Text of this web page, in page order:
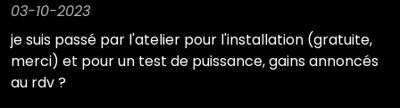
03-10-2023
je suis passé par l'atelier pour l'installation (gratuite,
merci) et pour un test de puissance, gains annoncés
au rdv ?